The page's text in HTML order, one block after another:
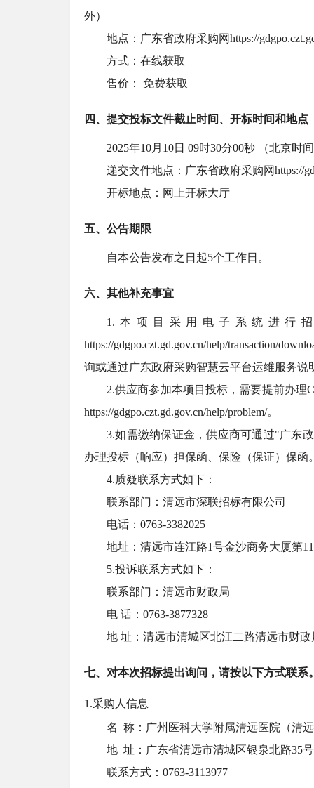
外）
地点：广东省政府采购网https://
方式：在线获取
售价：
免费获取
四、提交投标文件截止时间、开标时间和地点
2025年10月10日 09时30分00秒 （北京时
递交文件地点：广东省政府采购网https://
开标地点：网上开标大厅
五、公告期限
自本公告发布之日起5个工作日。
六、其他补充事宜
1.本项目采用电子系统进行
https://gdgpo.czt.gd.gov.cn/help/transaction/
询或通过广东政府采购智慧云平台运维服务
2.供应商参加本项目投标，需要提前办
https://gdgpo.czt.gd.gov.cn/help/problem/。
3.如需缴纳保证金，供应商可通过"广东政
办理投标（响应）担保函、保险（保证）保函
4.质疑联系方式如下：
联系部门：清远市深联招标有限公司
电话： 0763-3382025
地址：清远市连江路1号金沙商务大厦第
5.投诉联系方式如下：
联系部门：清远市财政局
电 话： 0763-3877328
地 址：清远市清城区北江二路清远市财
七、对本次招标提出询问，请按以下方式联系
1.采购人信息
名 称：广州医科大学附属清远医院（清
地 址：广东省清远市清城区银泉北路35号
联系方式： 0763-3113977